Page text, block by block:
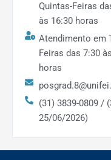
Quintas-Feiras
às 16:30 horas
Atendimento em
Feiras das 7:30
horas
(31) 3839-0809 /
25/06/2026)